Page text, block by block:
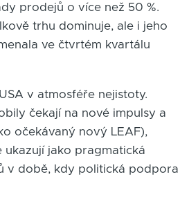
prodejů o více než 50 %.
trhu dominuje, ale i jeho
ve čtvrtém kvartálu
v atmosféře nejistoty.
čekají na nové impulsy a
očekávaný nový LEAF),
ukazují jako pragmatická
v době, kdy politická podpora